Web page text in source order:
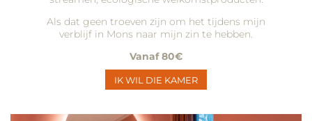
Als dat geen troeven zijn om het tijdens mijn
verblijf in Mons naar mijn zin te hebben.
Vanaf80€
IK WIL DIE KAMER